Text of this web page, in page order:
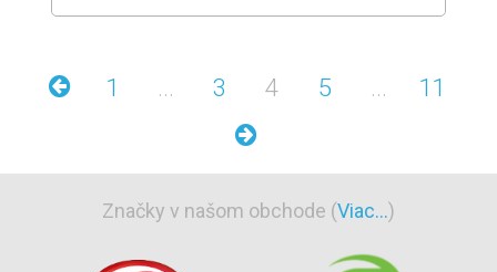
1 ... 3 4 5 ... 11
Značky v našom obchode (Viac...)